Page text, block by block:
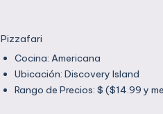
bizcochos, pasteles y café recién
Pizzafari
Cocina: Americana
Ubicación: Discovery Island
Rango de Precios: $ ($14.99 y